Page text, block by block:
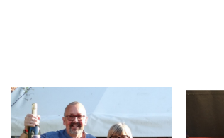
Branding
ARMCHAIR
Branding